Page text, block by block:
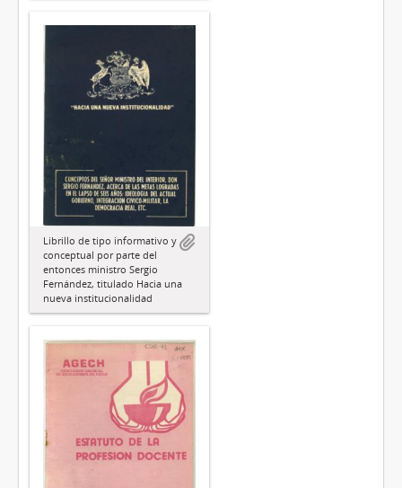
Librillo de tipo informativo y
conceptual por parte del
entonces ministro Sergio
Fernández, titulado Hacia una
nueva institucionalidad